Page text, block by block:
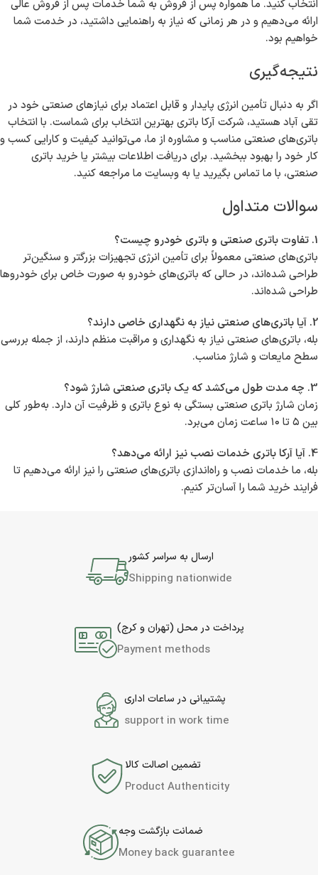
انتخاب کنید. ما همواره پس از فروش به شما خدمات پس از فروش عالی
ارائه می‌دهیم و در هر زمانی که نیاز به راهنمایی داشتید، در خدمت شما
خواهیم بود.
نتیجه‌گیری
اگر به دنبال تأمین انرژی پایدار و قابل اعتماد برای نیازهای صنعتی خود در
تقی آباد هستید، شرکت آرکا باتری بهترین انتخاب برای شماست. با انتخاب
باتری‌های صنعتی مناسب و مشاوره از ما، می‌توانید کیفیت و کارایی کسب و
کار خود را بهبود ببخشید. برای دریافت اطلاعات بیشتر یا خرید باتری
صنعتی، با ما تماس بگیرید یا به وبسایت ما مراجعه کنید.
سوالات متداول
1. تفاوت باتری صنعتی و باتری خودرو چیست؟
باتری‌های صنعتی معمولاً برای تأمین انرژی تجهیزات بزرگتر و سنگین‌تر
طراحی شده‌اند، در حالی که باتری‌های خودرو به صورت خاص برای خودروها
طراحی شده‌اند.
2. آیا باتری‌های صنعتی نیاز به نگهداری خاصی دارند؟
بله، باتری‌های صنعتی نیاز به نگهداری و مراقبت منظم دارند، از جمله بررسی
سطح مایعات و شارژ مناسب.
3. چه مدت طول می‌کشد که یک باتری صنعتی شارژ شود؟
زمان شارژ باتری صنعتی بستگی به نوع باتری و ظرفیت آن دارد. به‌طور کلی
بین ۵ تا ۱۰ ساعت زمان می‌برد.
4. آیا آرکا باتری خدمات نصب نیز ارائه می‌دهد؟
بله، ما خدمات نصب و راه‌اندازی باتری‌های صنعتی را نیز ارائه می‌دهیم تا
فرایند خرید شما را آسان‌تر کنیم.
ارسال به سراسر کشور
Shipping nationwide
پرداخت در محل (تهران و کرج)
Payment methods
پشتیبانی در ساعات اداری
support in work time
تضمین اصالت کالا
Product Authenticity
ضمانت بازگشت وجه
Money back guarantee